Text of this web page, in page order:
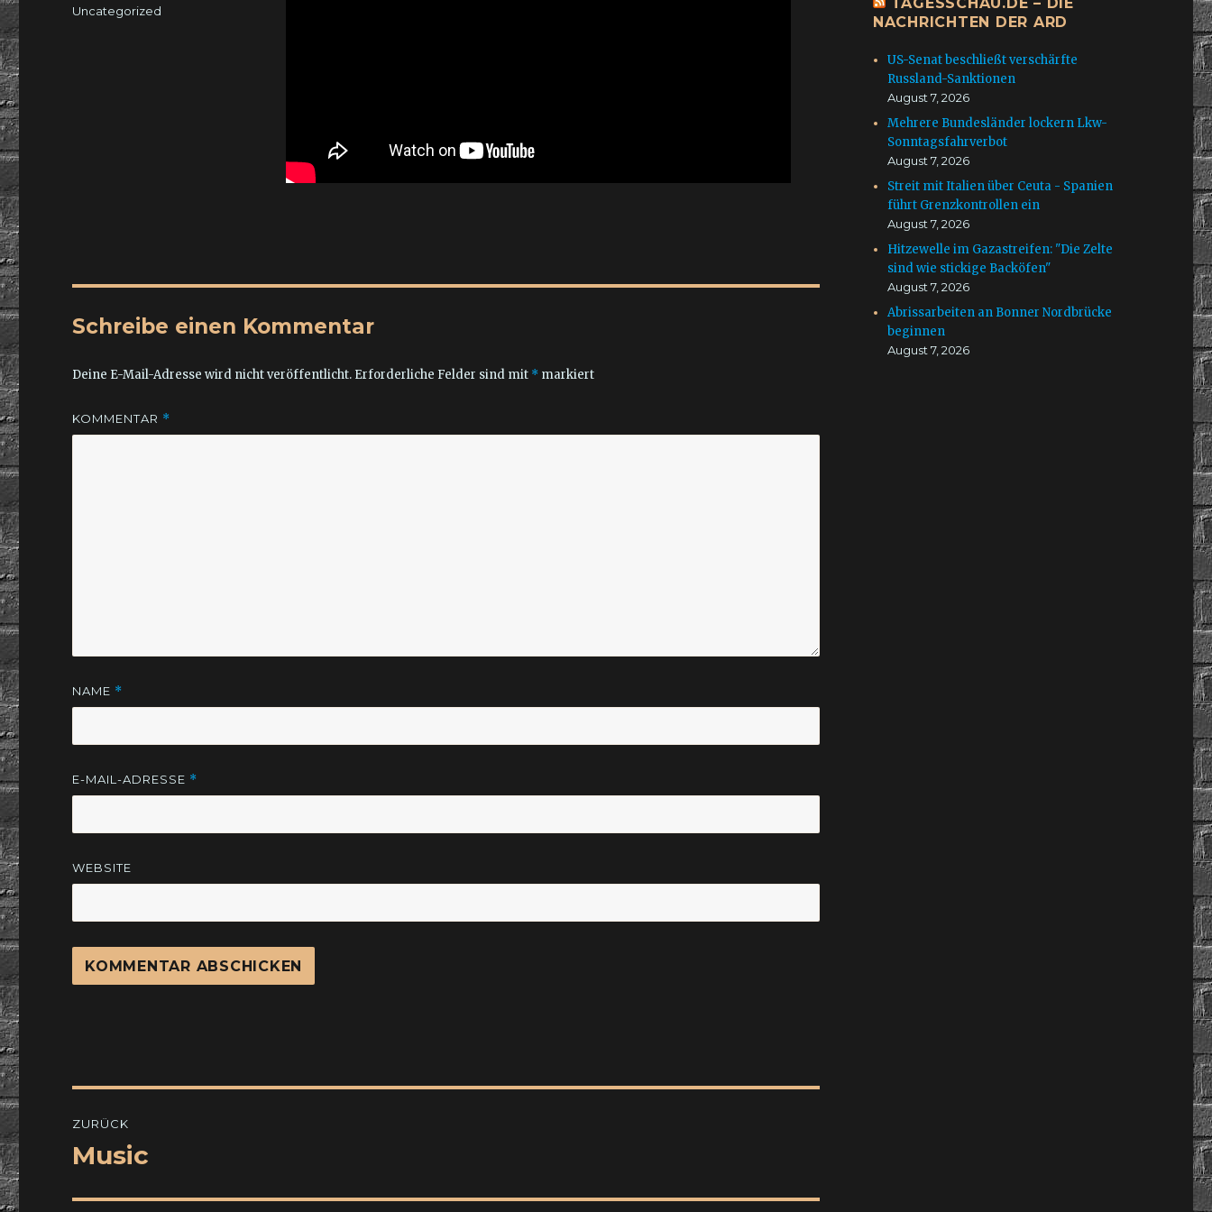
Kategorien
Uncategorized
Schreibe einen Kommentar
Deine E-Mail-Adresse wird nicht veröffentlicht. Erforderliche Felder sind mit * markiert
KOMMENTAR *
NAME *
E-MAIL-ADRESSE *
WEBSITE
ZURÜCK
Vorheriger
Music
NACHRICHTEN DER ARD
US-Senat beschließt verschärfte
Russland-Sanktionen
August 7, 2026
Mehrere Bundesländer lockern Lkw-
Sonntagsfahrverbot
August 7, 2026
Streit mit Italien über Ceuta - Spanien
führt Grenzkontrollen ein
August 7, 2026
Hitzewelle im Gazastreifen: "Die Zelte
sind wie stickige Backöfen"
August 7, 2026
Abrissarbeiten an Bonner Nordbrücke
beginnen
August 7, 2026